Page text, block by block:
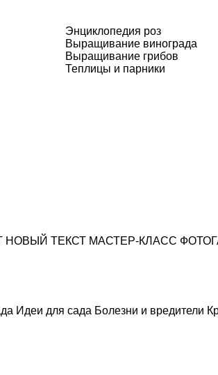
Энциклопедия роз
Выращивание винограда
Выращивание грибов
Теплицы и парники
НОВЫЙ ТЕКСТ МАСТЕР-КЛАСС
Идеи для сада Болезни и вредители